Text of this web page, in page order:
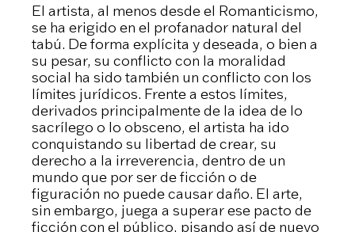
El artista, al menos desde el Romanticismo,
se ha erigido en el profanador natural del
tabú. De forma explícita y deseada, o bien a
su pesar, su conflicto con la moralidad
social ha sido también un conflicto con los
límites jurídicos. Frente a estos límites,
derivados principalmente de la idea de lo
sacrílego o lo obsceno, el artista ha ido
conquistando su libertad de crear, su
derecho a la irreverencia, dentro de un
mundo que por ser de ficción o de
figuración no puede causar daño. El arte,
sin embargo, juega a superar ese pacto de
ficción con el público, pisando así de nuevo